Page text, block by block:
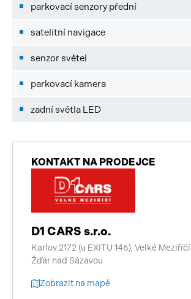
parkovací senzory přední
satelitní navigace
senzor světel
parkovací kamera
zadní světla LED
KONTAKT NA PRODEJCE
D1 CARS s.r.o.
Karlov 2172 (u EXITU 146), Velké Meziříčí
Žďár nad Sázavou
Zobrazit na mapě